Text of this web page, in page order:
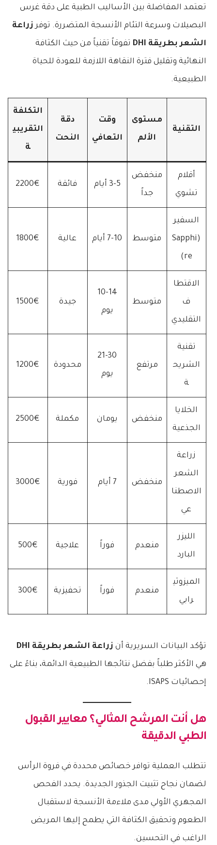
تعتمد المفاضلة بين الأساليب الطبية على دقة غرس
البصيلات وسرعة التئام الأنسجة المتضررة. توفرزراعة
الشعر بطريقة DHI تفوقاً تقنياً من حيث الكثافة
النهائية وتقليل فترة النقاهة اللازمة للعودة للحياة
الطبيعية.
التقنية
مستوى
الألم
وقت
التعافي
دقة
النحت
التكلفة
التقريبي
ة
أقلام
تشوي
منخفض
جداً
3-5 أيام فائقة 2200€
السفير
(Sapphi
re)
متوسط 7-10 أيام عالية 1800€
الاقتطا
ف
التقليدي
متوسط
10-14
يوم
جيدة 1500€
تقنية
الشريح
ة
مرتفع
21-30
يوم
محدودة 1200€
الخلايا
الجذعية
منخفض يومان مكملة 2500€
زراعة
الشعر
الاصطنا
عي
منخفض 7 أيام فورية 3000€
الليزر
البارد
منعدم فوراً علاجية 500€
الميزوثي
رابي
منعدم فوراً تحفيزية 300€
تؤكد البيانات السريرية أن زراعة الشعر بطريقة DHI
هي الأكثر طلباً بفضل نتائجها الطبيعية الدائمة، بناءً على
إحصائيات ISAPS.
هل أنت المرشح المثالي؟ معايير القبول
الطبي الدقيقة
تتطلب العملية توافر خصائص محددة في فروة الرأس
لضمان نجاح تثبيت الجذور الجديدة. يحدد الفحص
المجهري الأولي مدى ملاءمة الأنسجة لاستقبال
الطعوم وتحقيق الكثافة التي يطمح إليها المريض
الراغب في التحسين.